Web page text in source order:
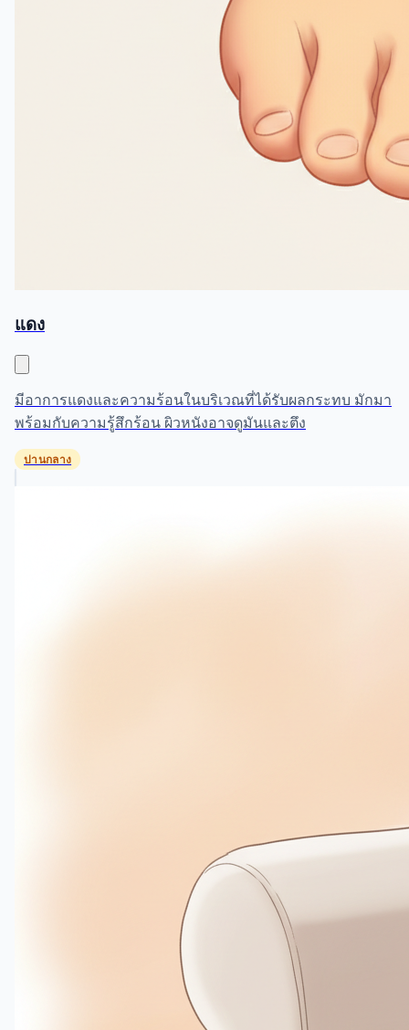
แดง
มีอาการแดงและความร้อนในบริเวณที่ได้รับผลกระทบ มักมา
พร้อมกับความรู้สึกร้อน ผิวหนังอาจดูมันและตึง
ปานกลาง